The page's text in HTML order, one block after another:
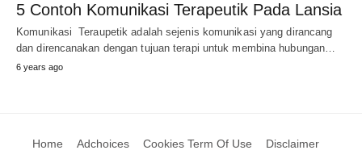
5 Contoh Komunikasi Terapeutik Pada Lansia
Komunikasi Teraupetik adalah sejenis komunikasi yang dirancang
dan direncanakan dengan tujuan terapi untuk membina hubungan…
6 years ago
Home Adchoices Cookies Term Of Use Disclaimer